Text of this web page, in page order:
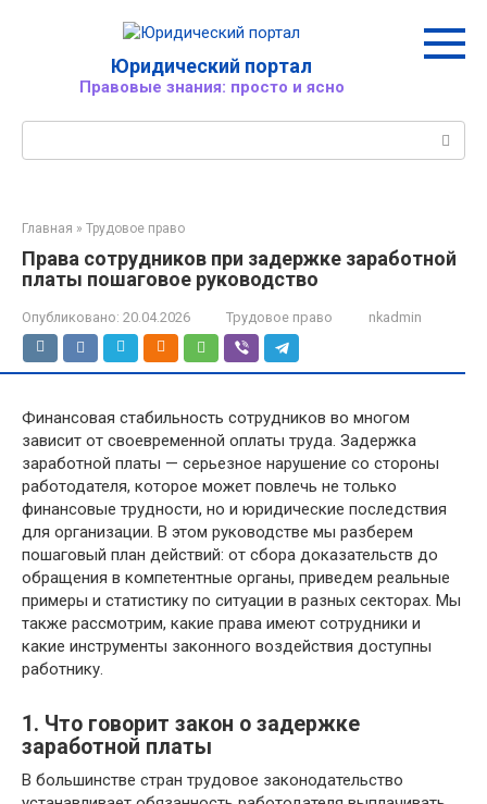
Юридический портал
Правовые знания: просто и ясно
Главная » Трудовое право
Права сотрудников при задержке заработной
платы пошаговое руководство
Опубликовано: 20.04.2026 Трудовое право nkadmin
Финансовая стабильность сотрудников во многом
зависит от своевременной оплаты труда. Задержка
заработной платы — серьезное нарушение со стороны
работодателя, которое может повлечь не только
финансовые трудности, но и юридические последствия
для организации. В этом руководстве мы разберем
пошаговый план действий: от сбора доказательств до
обращения в компетентные органы, приведем реальные
примеры и статистику по ситуации в разных секторах. Мы
также рассмотрим, какие права имеют сотрудники и
какие инструменты законного воздействия доступны
работнику.
1. Что говорит закон о задержке
заработной платы
В большинстве стран трудовое законодательство